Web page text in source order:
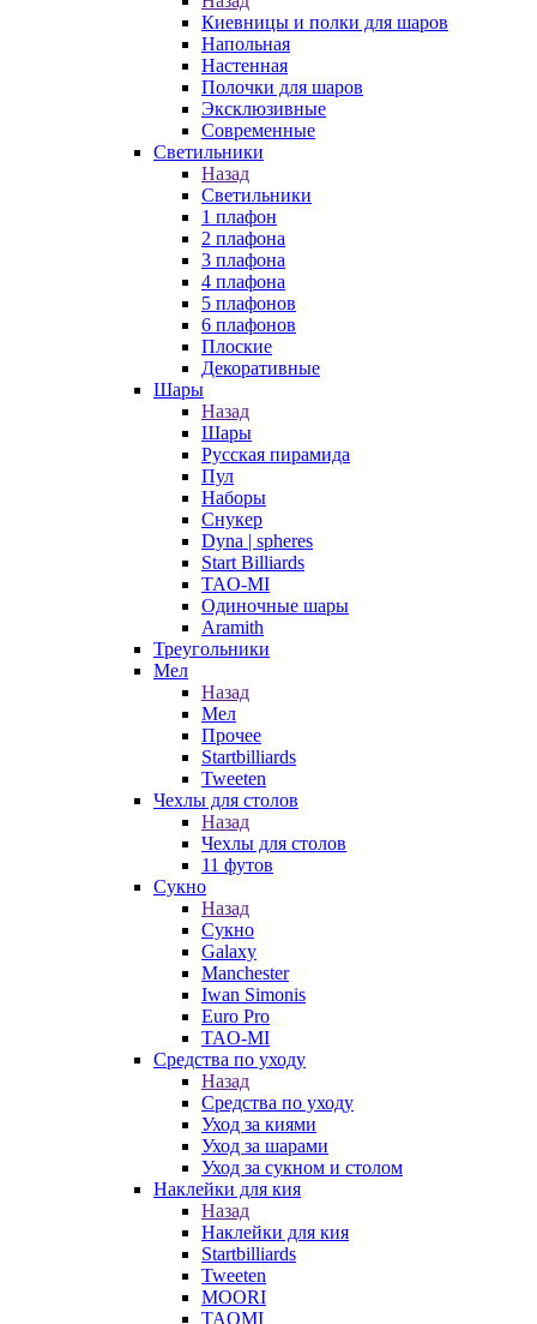
Киевницы и полки для шаров
Напольная
Настенная
Полочки для шаров
Эксклюзивные
Современные
Светильники
Назад
Светильники
1 плафон
2 плафона
3 плафона
4 плафона
5 плафонов
6 плафонов
Плоские
Декоративные
Шары
Назад
Шары
Русская пирамида
Пул
Наборы
Снукер
Dyna | spheres
Start Billiards
TAO-MI
Одиночные шары
Aramith
Треугольники
Мел
Назад
Мел
Прочее
Startbilliards
Tweeten
Чехлы для столов
Назад
Чехлы для столов
11 футов
Сукно
Назад
Сукно
Galaxy
Manchester
Iwan Simonis
Euro Pro
TAO-MI
Средства по уходу
Назад
Средства по уходу
Уход за киями
Уход за шарами
Уход за сукном и столом
Наклейки для кия
Назад
Наклейки для кия
Startbilliards
Tweeten
MOORI
TAOMI